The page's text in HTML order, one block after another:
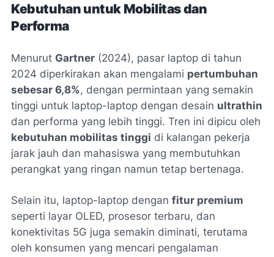
Kebutuhan untuk Mobilitas dan
Performa
Menurut Gartner (2024), pasar laptop di tahun
2024 diperkirakan akan mengalami pertumbuhan
sebesar 6,8%, dengan permintaan yang semakin
tinggi untuk laptop-laptop dengan desain ultrathin
dan performa yang lebih tinggi. Tren ini dipicu oleh
kebutuhan mobilitas tinggi di kalangan pekerja
jarak jauh dan mahasiswa yang membutuhkan
perangkat yang ringan namun tetap bertenaga.
Selain itu, laptop-laptop dengan fitur premium
seperti layar OLED, prosesor terbaru, dan
konektivitas 5G juga semakin diminati, terutama
oleh konsumen yang mencari pengalaman